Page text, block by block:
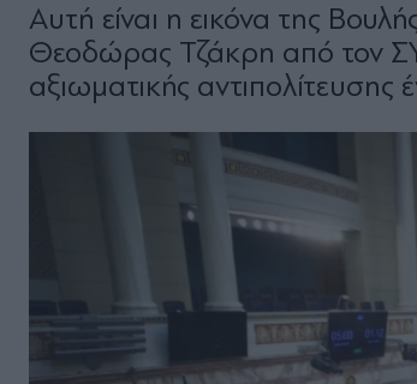
Αυτή είναι η εικόνα της
Θεοδώρας Τζάκρη από τον
αξιωματικής αντιπολίτευσης